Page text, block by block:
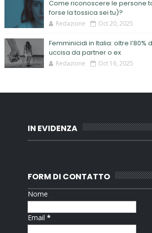
Come riconoscere le persone
forse la tossica sei tu)?
Redazione Oct 20, 2025
Femminicidi in Italia: oltre
uccisa da partner o ex
Redazione Oct 16, 2025
IN EVIDENZA
FORM DI CONTATTO
Nome
Email*